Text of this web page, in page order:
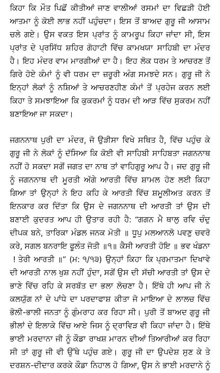
ਕਿਹਾ ਕਿ ਮੌਤ ਪਿਛੋਂ ਕੀਤੀਆਂ ਜਾਣ ਵਾਲੀਆਂ ਰਸਮਾਂ ਦਾ ਵਿਛੜੀ ਹੋਈ
ਆਤਮਾ ਨੂੰ ਕੋਈ ਲਾਭ ਨਹੀਂ ਪਹੁੰਚਦਾ। ਇਸ ਤੋਂ ਬਾਅਦ ਗੁਰੂ ਜੀ ਆਸਾਮ
ਚਲੇ ਗਏ। ਉਸ ਵਕਤ ਇਸ ਪ੍ਰਾਂਤ ਨੂੰ ਕਾਮਰੂਪ ਕਿਹਾ ਜਾਂਦਾ ਸੀ, ਇਸ
ਪ੍ਰਾਂਤ ਦੇ ਪ੍ਰਸਿੱਧ ਸ਼ਹਿਰ ਗੋਹਾਟੀ ਵਿੱਚ ਕਾਮਖਯਾ ਸਾਹਿਬੀ ਦਾ ਮੰਦਰ
ਹੈ। ਇਹ ਮੰਦਰ ਵਾਮ ਮਾਰਗੀਆਂ ਦਾ ਹੈ। ਇਹ ਲੋਕ ਧਰਮ ਤੇ ਆਚਰਣ ਤੋਂ
ਗਿਰੇ ਹੋਏ ਕੰਮਾਂ ਨੂੰ ਵੀ ਧਰਮ ਦਾ ਜ਼ਰੂਰੀ ਅੰਗ ਸਮਝਦੇ ਸਨ। ਗੁਰੂ ਜੀ ਨੇ
ਇਨ੍ਹਾਂ ਲੋਕਾਂ ਨੂੰ ਨਸ਼ਿਆਂ ਤੇ ਆਚਰਣਹੀਣ ਕੰਮਾਂ ਤੋਂ ਪ੍ਰਹੇਜ ਕਰਨ ਲਈ
ਕਿਹਾ ਤੇ ਸਮਝਾਇਆ ਕਿ ਕੁਕਰਮਾਂ ਨੂੰ ਧਰਮ ਦੀ ਆੜ ਵਿੱਚ ਸੁਕਰਮ ਨਹੀਂ
ਬਣਾਇਆ ਜਾ ਸਕਦਾ।
ਜਗਨਨਾਥ ਪੁਰੀ ਦਾ ਮੰਦਰ, ਜੋ ਉੜੀਸਾ ਵਿਖੇ ਸਥਿਤ ਹੈ, ਵਿੱਚ ਪਹੁੰਚ ਕੇ
ਗੁਰੂ ਜੀ ਨੇ ਲੋਕਾਂ ਨੂੰ ਦੱਸਿਆ ਕਿ ਕੋਈ ਵੀ ਸਾਹਿਬੀ ਸਾਹਿਬਤਾ ਜਗਨਨਾਥ
ਨਹੀਂ ਹੋ ਸਕਦਾ ਸਗੋਂ ਜਗਤ ਦਾ ਨਾਥ ਤਾਂ ਵਾਹਿਗੁਰੂ ਆਪ ਹੈ। ਜਦ ਗੁਰੂ ਜੀ
ਨੂੰ ਜਗਨਨਾਥ ਦੀ ਮੂਰਤੀ ਅੱਗੇ ਆਰਤੀ ਵਿੱਚ ਸ਼ਾਮਲ ਹੋਣ ਲਈ ਕਿਹਾ
ਗਿਆ ਤਾਂ ਉਨ੍ਹਾਂ ਨੇ ਇਹ ਕਹਿ ਕੇ ਆਰਤੀ ਵਿੱਚ ਸ਼ਮੂਲੀਅਤ ਕਰਨ ਤੋਂ
ਇਨਕਾਰ ਕਰ ਦਿੱਤਾ ਕਿ ਉਸ ਦੇ ਜਗਨਨਾਥ ਦੀ ਆਰਤੀ ਤਾਂ ਉਸ ਦੀ
ਬਣਾਈ ਕੁਦਰਤ ਆਪ ਹੀ ਉਤਾਰ ਰਹੀ ਹੈ: ‘‘ਗਗਨ ਮੈ ਥਾਲੁ ਰਵਿ ਚੰਦੁ
ਦੀਪਕ ਬਨੇ, ਤਾਰਿਕਾ ਮੰਡਲ ਜਨਕ ਮੋਤੀ ॥ ਧੂਪੁ ਮਲਆਨਲੋ ਪਵਣੁ ਚਵਰੋ
ਕਰੇ, ਸਗਲ ਬਨਰਾਇ ਫੂਲੰਤ ਜੋਤੀ ॥੧॥ ਕੈਸੀ ਆਰਤੀ ਹੋਇ ॥ ਭਵ ਖੰਡਨਾ
! ਤੇਰੀ ਆਰਤੀ ॥’’ (ਮ: ੧/੧੩) ਉਨ੍ਹਾਂ ਕਿਹਾ ਕਿ ਪ੍ਰਮਾਤਮਾ ਦਿਖਾਵੇ
ਦੀ ਆਰਤੀ ਨਾਲ ਖੁਸ਼ ਨਹੀਂ ਹੁੰਦਾ, ਸਗੋਂ ਉਸ ਦੀ ਸੱਚੀ ਆਰਤੀ ਤਾਂ ਉਸ ਦੇ
ਭਾਣੇ ਵਿੱਚ ਰਹਿ ਕੇ ਸਰਬੱਤ ਦਾ ਭਲਾ ਲੋਚਣਾ ਹੈ। ਇੱਥੇ ਹੀ ਆਪ ਜੀ ਨੇ
ਕਲਯੁੱਗ ਨਾਂ ਦੇ ਪਾਂਧੇ ਦਾ ਪਰਦਾਫਾਸ਼ ਕੀਤਾ ਜੋ ਮਾਇਆ ਦੇ ਲਾਲਚ ਵਿੱਚ
ਭੋਲੀ-ਭਾਲੀ ਜਨਤਾ ਨੂੰ ਗੁੰਮਰਾਹ ਕਰ ਰਿਹਾ ਸੀ। ਪੁਰੀ ਤੋਂ ਬਾਅਦ ਗੁਰੂ ਜੀ
ਭੀਲਾਂ ਦੇ ਇਲਾਕੇ ਵਿੱਚ ਆਏ ਜਿਸ ਨੂੰ ਦ੍ਰਾਵਿੜ ਵੀ ਕਿਹਾ ਜਾਂਦਾ ਹੈ। ਇੱਥੇ
ਭਾਈ ਮਰਦਾਨਾ ਜੀ ਨੂੰ ਕੌਡਾ ਰਾਖਸ਼ ਮਾਰਨ ਦੀਆਂ ਤਿਆਰੀਆਂ ਕਰ ਰਿਹਾ
ਸੀ ਤਾਂ ਗੁਰੂ ਜੀ ਵੀ ਉੱਥੇ ਪਹੁੰਚ ਗਏ। ਗੁਰੂ ਜੀ ਦਾ ਉਪਦੇਸ਼ ਸੁਣ ਕੇ ਤੇ
ਦਰਸ਼ਨ-ਦੀਦਾਰ ਕਰਕੇ ਕੌਡਾ ਨਿਹਾਲ ਹੋ ਗਿਆ, ਉਸ ਨੇ ਭਾਈ ਮਰਦਾਨੇ ਨੂੰ